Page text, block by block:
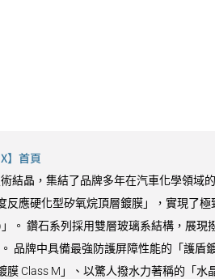
】首頁
術結晶，集結了品牌多年在汽車化學領
應硬化型矽氧烷頂層鍍膜」，實現了
。 鑽石系列採用雙層玻璃系結構，展
品牌中具備最強防護屏障性能的「護
Class M」、以驚人撥水力著稱的「